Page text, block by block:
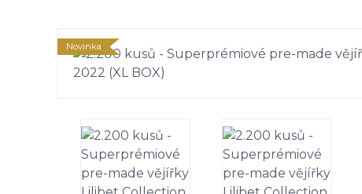
Novinka